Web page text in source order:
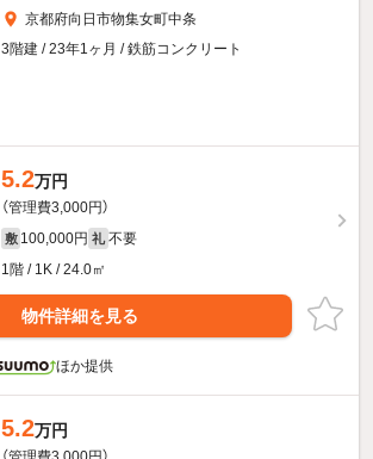
京都府向日市物集女町中条
3階建 / 23年1ヶ月 / 鉄筋コンクリート
5.2万円
（管理費3,000円）
敷 100,000円 礼 不要
1階 / 1K / 24.0㎡
物件詳細を見る
ほか提供
5.2万円